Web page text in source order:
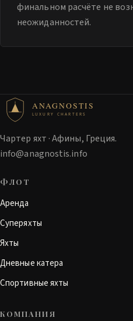
финальном расчёте не
неожиданностей.
ANAGNOSTIS
LUXURY CHARTERS
Чартер яхт · Афины, Греция.
info@anagnostis.info
ФЛОТ
Аренда
Суперяхты
Яхты
Дневные катера
Спортивные яхты
КОМПАНИЯ